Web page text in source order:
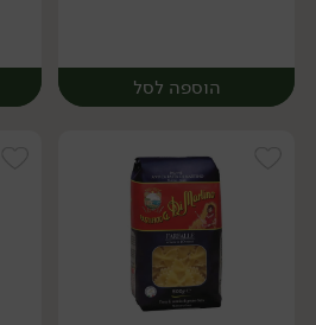
הוספה לסל